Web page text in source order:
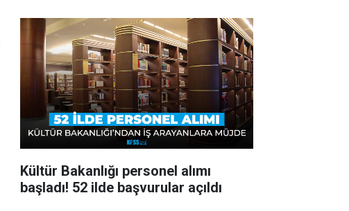
Kültür Bakanlığı personel alımı
başladı! 52 ilde başvurular açıldı